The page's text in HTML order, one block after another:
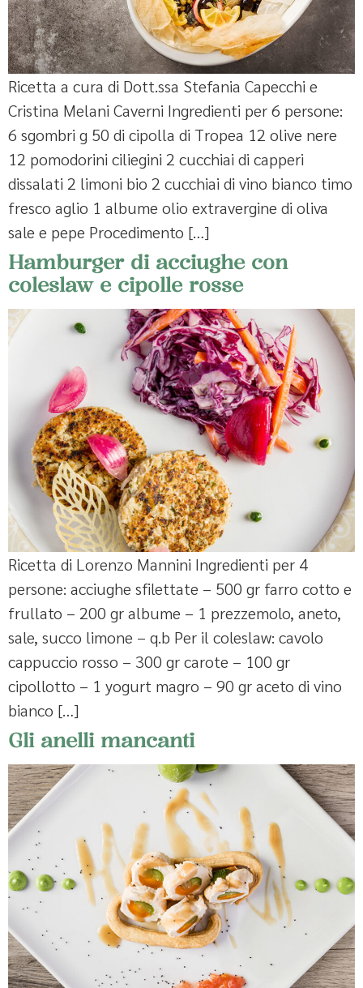
Ricetta a cura di Dott.ssa Stefania Capecchi e
Cristina Melani Caverni Ingredienti per 6 persone:
6 sgombri g 50 di cipolla di Tropea 12 olive nere
12 pomodorini ciliegini 2 cucchiai di capperi
dissalati 2 limoni bio 2 cucchiai di vino bianco timo
fresco aglio 1 albume olio extravergine di oliva
sale e pepe Procedimento […]
Hamburger di acciughe con
coleslaw e cipolle rosse
Ricetta di Lorenzo Mannini Ingredienti per 4
persone: acciughe sfilettate – 500 gr farro cotto e
frullato – 200 gr albume – 1 prezzemolo, aneto,
sale, succo limone – q.b Per il coleslaw: cavolo
cappuccio rosso – 300 gr carote – 100 gr
cipollotto – 1 yogurt magro – 90 gr aceto di vino
bianco […]
Gli anelli mancanti